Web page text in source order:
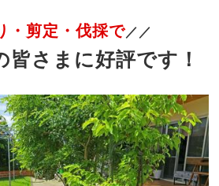
・剪定・伐採で／／
皆さまに好評です！